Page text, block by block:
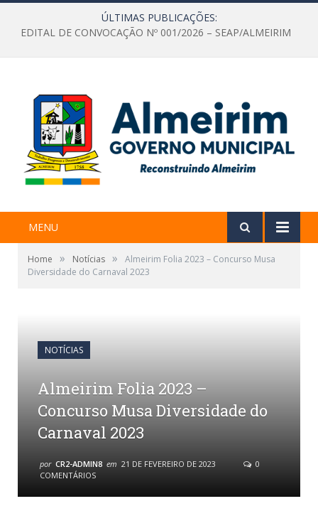
ÚLTIMAS PUBLICAÇÕES:
EDITAL DE CONVOCAÇÃO Nº 001/2026 – SEAP/ALMEIRIM
MENU
Home » Notícias »
Almeirim Folia 2023 – Concurso Musa
Diversidade do Carnaval 2023
NOTÍCIAS
Almeirim Folia 2023 –
Concurso Musa Diversidade do
Carnaval 2023
por CR2-ADMIN8 em 21 DE FEVEREIRO DE 2023
0
COMENTÁRIOS